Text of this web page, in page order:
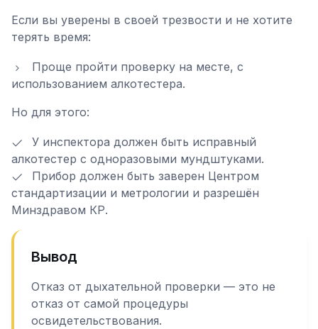
Если вы уверены в своей трезвости и не хотите
терять время:
Проще пройти проверку на месте, с
использованием алкотестера.
Но для этого:
У инспектора должен быть исправный
алкотестер с одноразовыми мундштуками.
Прибор должен быть заверен Центром
стандартизации и метрологии и разрешён
Минздравом КР.
Вывод
Отказ от дыхательной проверки — это не
отказ от самой процедуры
освидетельствования.